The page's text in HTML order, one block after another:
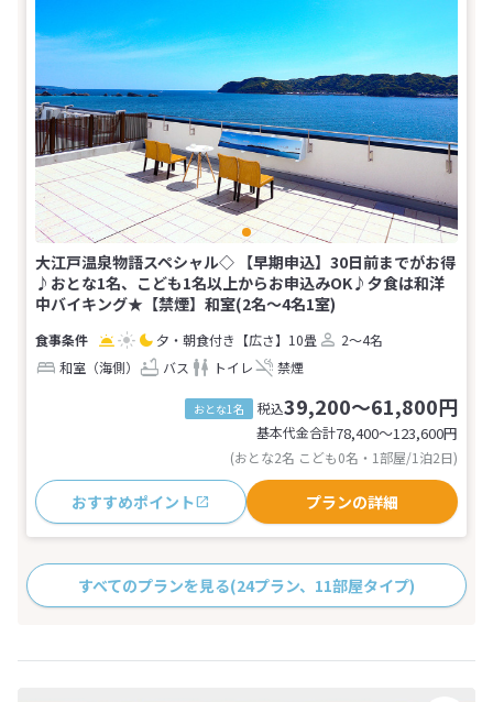
大江戸温泉物語スペシャル◇ 【早期申込】30日前までがお得
♪おとな1名、こども1名以上からお申込みOK♪夕食は和洋
中バイキング★【禁煙】和室(2名～4名1室)
夕・朝食付き 【広さ】10畳
2～4名
和室（海側）
バス トイレ 禁煙
おとな1名 税込39,200～61,800円
基本代金合計78,400〜123,600円
(おとな2名 こども0名・1部屋/1泊2日)
おすすめポイント プランの詳細
すべてのプランを見る(24プラン、11部屋タイプ)